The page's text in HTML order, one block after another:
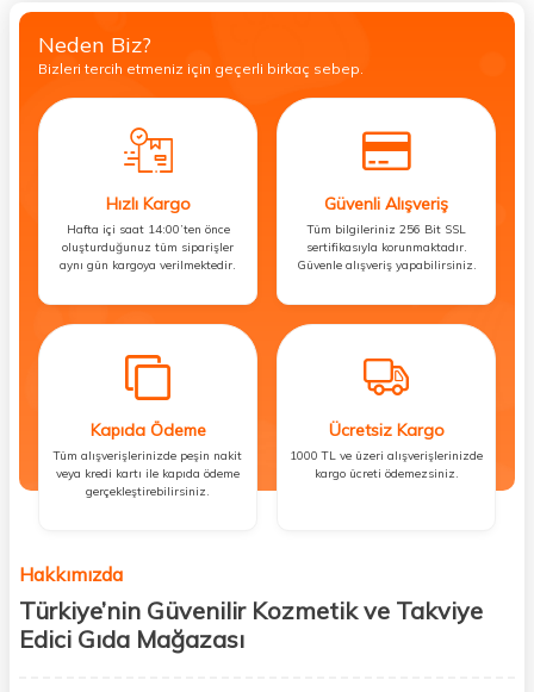
Neden Biz?
Bizleri tercih etmeniz için geçerli birkaç sebep.
Hızlı Kargo
Hafta içi saat 14:00’ten önce
oluşturduğunuz tüm siparişler
aynı gün kargoya verilmektedir.
Güvenli Alışveriş
Tüm bilgileriniz 256 Bit SSL
sertifikasıyla korunmaktadır.
Güvenle alışveriş yapabilirsiniz.
Kapıda Ödeme
Tüm alışverişlerinizde peşin nakit
veya kredi kartı ile kapıda ödeme
gerçekleştirebilirsiniz.
Ücretsiz Kargo
1000 TL ve üzeri alışverişlerinizde
kargo ücreti ödemezsiniz.
Hakkımızda
Türkiye’nin Güvenilir Kozmetik ve Takviye
Edici Gıda Mağazası